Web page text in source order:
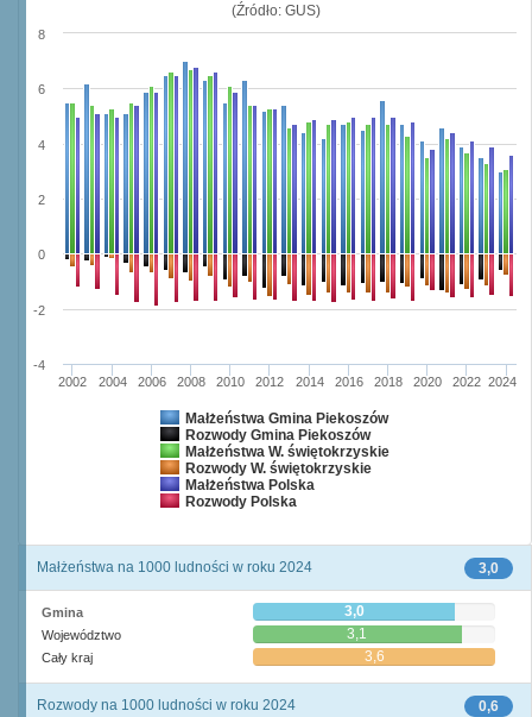
(Źródło: GUS)
Małżeństwa Gmina Piekoszów
Rozwody Gmina Piekoszów
Małżeństwa W. świętokrzyskie
Rozwody W. świętokrzyskie
Małżeństwa Polska
Rozwody Polska
2002 2004 2006 2008 2010 2012 2014 2016 2018 2020 2022 2024
-4
-2
0
2
4
6
8
3,0
Małżeństwa na 1000 ludności w roku 2024
Gmina 3,0
Województwo 3,1
Cały kraj 3,6
0,6
Rozwody na 1000 ludności w roku 2024